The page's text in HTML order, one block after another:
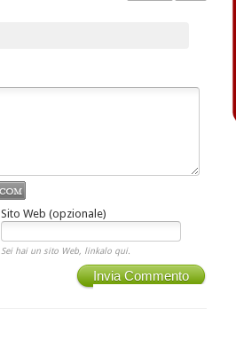
Sito Web (opzionale)
Sei hai un sito Web, linkalo qui.
Invia Commento